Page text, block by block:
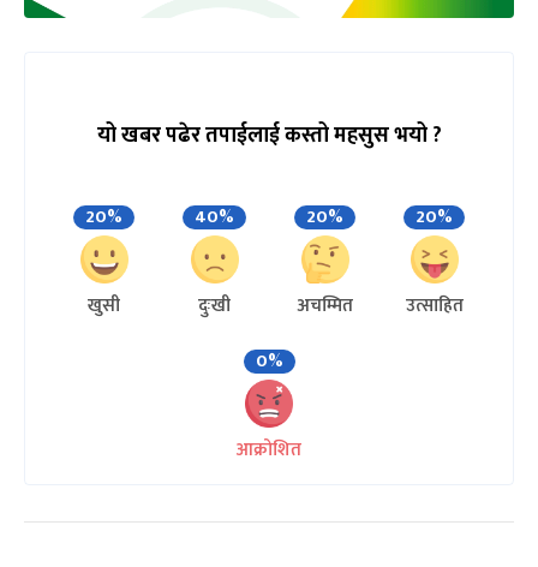
यो खबर पढेर तपाईलाई कस्तो महसुस भयो ?
20%
खुसी
40%
दुःखी
20%
अचम्मित
20%
उत्साहित
0%
आक्रोशित